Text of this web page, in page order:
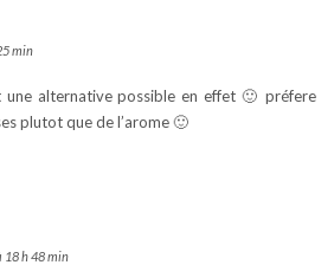
min
une alternative possible en effet 🙂 préfere
plutot que de l’arome 🙂
18 h 48 min